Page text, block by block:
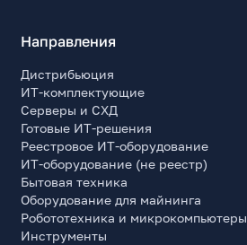
Направления
Дистрибьюция
ИТ-комплектующие
Серверы и СХД
Готовые ИТ-решения
Реестровое ИТ-оборудование
ИТ-оборудование (не реестр)
Бытовая техника
Оборудование для майнинга
Робототехника и микрокомпьютеры
Инструменты